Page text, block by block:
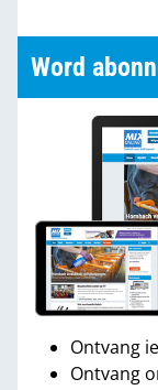
Word
Ontvang
Ontvang